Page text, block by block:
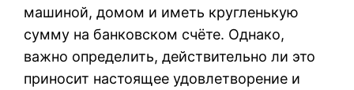
машиной, домом и иметь кругленькую
сумму на банковском счёте. Однако,
важно определить, действительно ли это
приносит настоящее удовлетворение и